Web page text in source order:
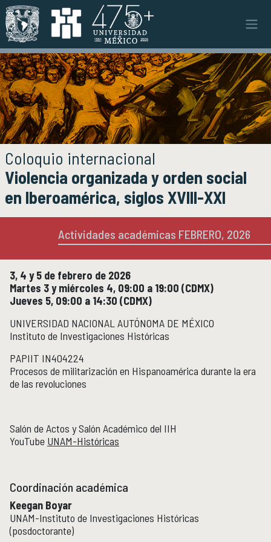
Pasar al contenido principal
Instituto
INSTITUTO
Objetivos y funciones
Misión y visión
Ejes estratégicos
Directorio y planta académica
Documentos institucionales
Órganos colegiados
Normatividad y gestiones
Investigación
INVESTIGACIÓN
Áreas de investigación e investigadores
Proyectos de investigación
Seminarios
Micrositios
Investigación posdoctoral
Actividades académicas
ACTIVIDADES ACADÉMICAS
Formación
FORMACIÓN
Olimpiadas
Servicio Social
Cursos y diplomados vigentes
Próximamente
Cursos y diplomados concluidos
Coloquio internacional
Violencia organizada y orden social
en Iberoamérica, siglos XVIII-XXI
Actividades académicas FEBRERO, 2026
3, 4 y 5 de febrero de 2026
Martes 3 y miércoles 4, 09:00 a 19:00 (CDMX)
Jueves 5, 09:00 a 14:30 (CDMX)
UNIVERSIDAD NACIONAL AUTÓNOMA DE MÉXICO
Instituto de Investigaciones Históricas
PAPIIT IN404224
Procesos de militarización en Hispanoamérica durante la era
de las revoluciones
Salón de Actos y Salón Académico del IIH
YouTube UNAM-Históricas
Coordinación académica
Keegan Boyar
UNAM-Instituto de Investigaciones Históricas
(posdoctorante)